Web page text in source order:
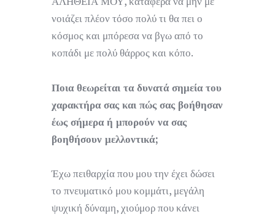
νοιάζει πλέον τόσο πολύ τι θα πει ο
κόσμος και μπόρεσα να βγω από το
κοπάδι με πολύ θάρρος και κόπο.
Ποια θεωρείται τα δυνατά σημεία του
χαρακτήρα σας και πώς σας βοήθησαν
έως σήμερα ή μπορούν να σας
βοηθήσουν μελλοντικά;
Έχω πειθαρχία που μου την έχει δώσει
το πνευματικό μου κομμάτι, μεγάλη
ψυχική δύναμη, χιούμορ που κάνει